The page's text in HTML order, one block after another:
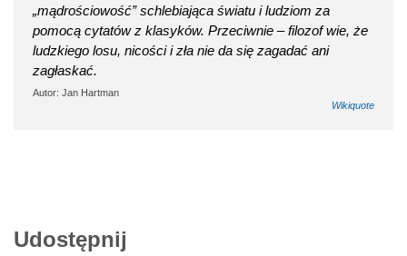
„mądrościowość” schlebiająca światu i ludziom za
pomocą cytatów z klasyków. Przeciwnie – filozof wie, że
ludzkiego losu, nicości i zła nie da się zagadać ani
zagłaskać.
Autor: Jan Hartman
Wikiquote
Udostępnij